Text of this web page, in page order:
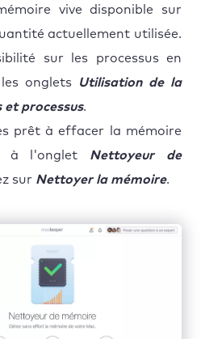
vive disponible sur
actuellement utilisée.
sur les processus en
onglets
Utilisation de la
et processus.
prêt à effacer la mémoire
à l'onglet Nettoyeur de
sur Nettoyer la mémoire.